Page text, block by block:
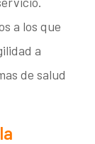
a los que
a
de salud